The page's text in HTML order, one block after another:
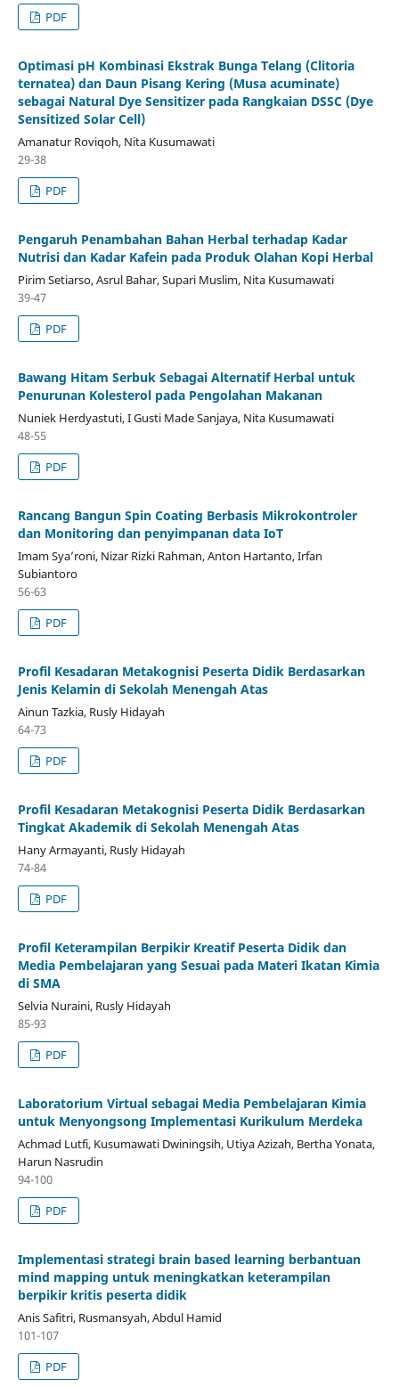
PDF
Optimasi pH Kombinasi Ekstrak Bunga Telang (Clitoria
ternatea) dan Daun Pisang Kering (Musa acuminate)
sebagai Natural Dye Sensitizer pada Rangkaian DSSC (Dye
Sensitized Solar Cell)
Amanatur Roviqoh, Nita Kusumawati
29-38
PDF
Pengaruh Penambahan Bahan Herbal terhadap Kadar
Nutrisi dan Kadar Kafein pada Produk Olahan Kopi Herbal
Pirim Setiarso, Asrul Bahar, Supari Muslim, Nita Kusumawati
39-47
PDF
Bawang Hitam Serbuk Sebagai Alternatif Herbal untuk
Penurunan Kolesterol pada Pengolahan Makanan
Nuniek Herdyastuti, I Gusti Made Sanjaya, Nita Kusumawati
48-55
PDF
Rancang Bangun Spin Coating Berbasis Mikrokontroler
dan Monitoring dan penyimpanan data IoT
Imam Sya’roni, Nizar Rizki Rahman, Anton Hartanto, Irfan
Subiantoro
56-63
PDF
Profil Kesadaran Metakognisi Peserta Didik Berdasarkan
Jenis Kelamin di Sekolah Menengah Atas
Ainun Tazkia, Rusly Hidayah
64-73
PDF
Profil Kesadaran Metakognisi Peserta Didik Berdasarkan
Tingkat Akademik di Sekolah Menengah Atas
Hany Armayanti, Rusly Hidayah
74-84
PDF
Profil Keterampilan Berpikir Kreatif Peserta Didik dan
Media Pembelajaran yang Sesuai pada Materi Ikatan Kimia
di SMA
Selvia Nuraini, Rusly Hidayah
85-93
PDF
Laboratorium Virtual sebagai Media Pembelajaran Kimia
untuk Menyongsong Implementasi Kurikulum Merdeka
Achmad Lutfi, Kusumawati Dwiningsih, Utiya Azizah, Bertha Yonata,
Harun Nasrudin
94-100
PDF
Implementasi strategi brain based learning berbantuan
mind mapping untuk meningkatkan keterampilan
berpikir kritis peserta didik
Anis Safitri, Rusmansyah, Abdul Hamid
101-107
PDF